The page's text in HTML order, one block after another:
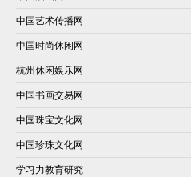
中国艺术传播网
中国时尚休闲网
杭州休闲娱乐网
中国书画交易网
中国珠宝文化网
中国珍珠文化网
学习力教育研究